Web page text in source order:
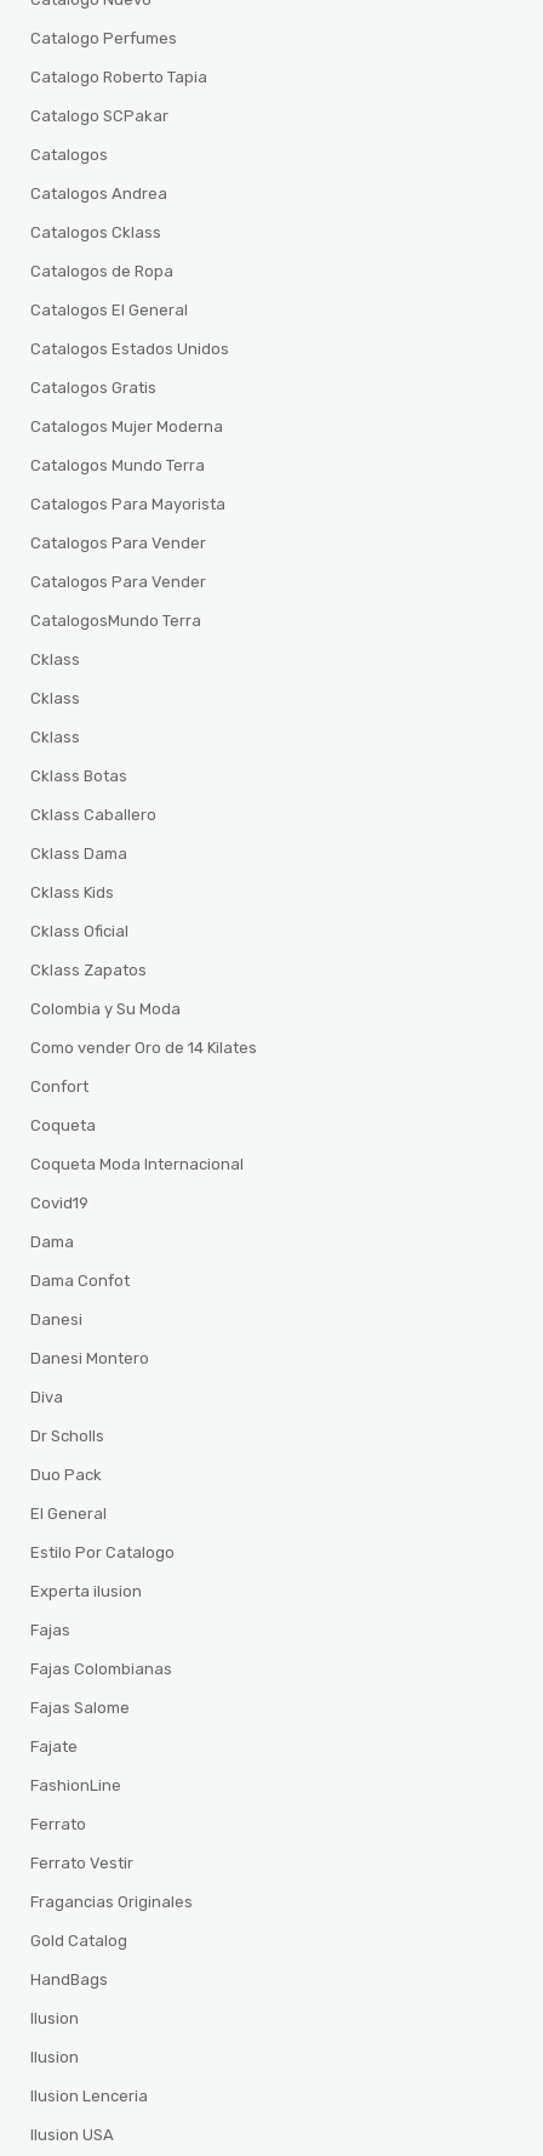
Catalogo Perfumes
Catalogo Roberto Tapia
Catalogo SCPakar
Catalogos
Catalogos Andrea
Catalogos Cklass
Catalogos de Ropa
Catalogos El General
Catalogos Estados Unidos
Catalogos Gratis
Catalogos Mujer Moderna
Catalogos Mundo Terra
Catalogos Para Mayorista
Catalogos Para Vender
Catalogos Para Vender
CatalogosMundo Terra
Cklass
Cklass
Cklass
Cklass Botas
Cklass Caballero
Cklass Dama
Cklass Kids
Cklass Oficial
Cklass Zapatos
Colombia y Su Moda
Como vender Oro de 14 Kilates
Confort
Coqueta
Coqueta Moda Internacional
Covid19
Dama
Dama Confot
Danesi
Danesi Montero
Diva
Dr Scholls
Duo Pack
El General
Estilo Por Catalogo
Experta ilusion
Fajas
Fajas Colombianas
Fajas Salome
Fajate
FashionLine
Ferrato
Ferrato Vestir
Fragancias Originales
Gold Catalog
HandBags
Ilusion
Ilusion
Ilusion Lenceria
Ilusion USA